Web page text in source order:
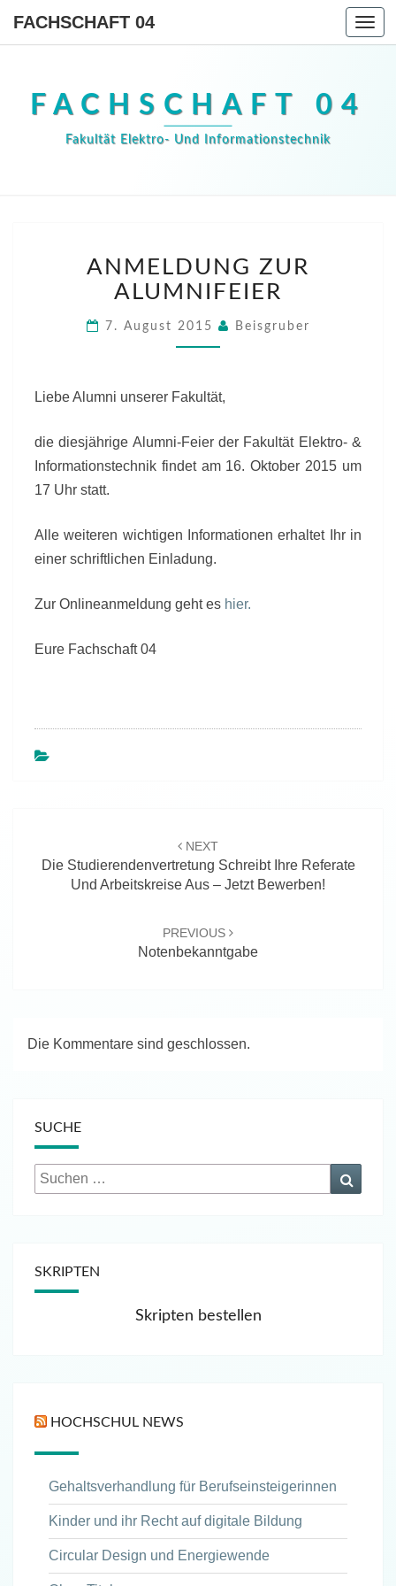
FACHSCHAFT 04
FACHSCHAFT 04
Fakultät Elektro- Und Informationstechnik
ZUR
ALUMNIFEIER
ANMELDUNG ZUR
ALUMNIFEIER
7. August 2015 Beisgruber
Liebe Alumni unserer Fakultät,
die diesjährige Alumni-Feier der Fakultät Elektro- &
Informationstechnik findet am 16. Oktober 2015 um
17 Uhr statt.
Alle weiteren wichtigen Informationen erhaltet Ihr in
einer schriftlichen Einladung.
Zur Onlineanmeldung geht es hier.
Eure Fachschaft 04
NEXT
Die Studierendenvertretung Schreibt Ihre Referate
Und Arbeitskreise Aus – Jetzt Bewerben!
PREVIOUS
Notenbekanntgabe
Die Kommentare sind geschlossen.
SUCHE
Suchen
nach:
SKRIPTEN
Skripten bestellen
HOCHSCHUL NEWS
Gehaltsverhandlung für Berufseinsteigerinnen
Kinder und ihr Recht auf digitale Bildung
Circular Design und Energiewende